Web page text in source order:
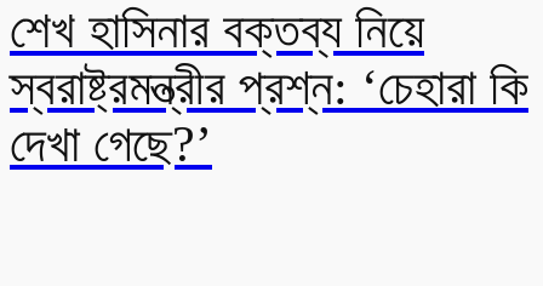
শেখ হাসিনার বক্তব্য নিয়ে
স্বরাষ্ট্রমন্ত্রীর প্রশ্ন: ‘চেহারা কি
দেখা গেছে?’